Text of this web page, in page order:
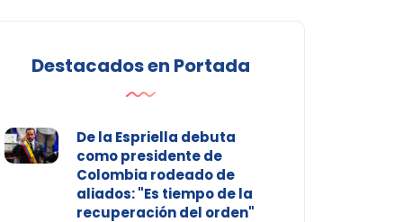
Destacados en Portada
De la Espriella debuta
como presidente de
Colombia rodeado de
aliados: "Es tiempo de la
recuperación del orden"